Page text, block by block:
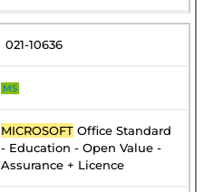
021-10636
MS
MICROSOFT Office Standard
- Education - Open Value -
Assurance + Licence